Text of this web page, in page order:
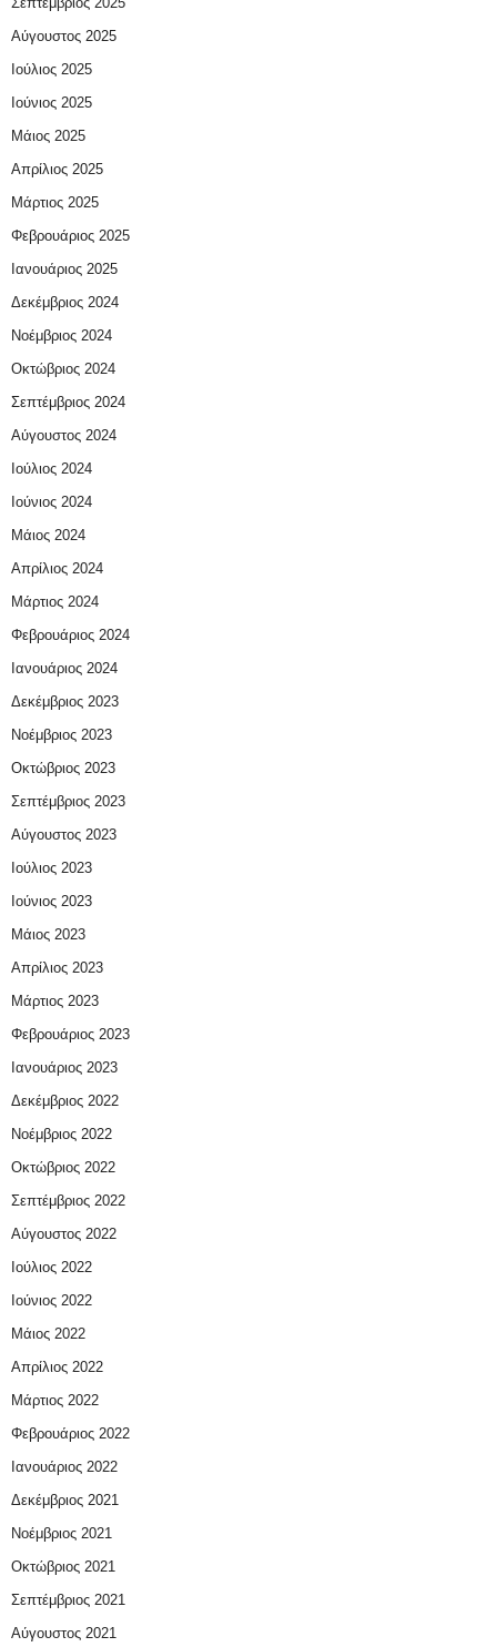
Αύγουστος 2025
Ιούλιος 2025
Ιούνιος 2025
Μάιος 2025
Απρίλιος 2025
Μάρτιος 2025
Φεβρουάριος 2025
Ιανουάριος 2025
Δεκέμβριος 2024
Νοέμβριος 2024
Οκτώβριος 2024
Σεπτέμβριος 2024
Αύγουστος 2024
Ιούλιος 2024
Ιούνιος 2024
Μάιος 2024
Απρίλιος 2024
Μάρτιος 2024
Φεβρουάριος 2024
Ιανουάριος 2024
Δεκέμβριος 2023
Νοέμβριος 2023
Οκτώβριος 2023
Σεπτέμβριος 2023
Αύγουστος 2023
Ιούλιος 2023
Ιούνιος 2023
Μάιος 2023
Απρίλιος 2023
Μάρτιος 2023
Φεβρουάριος 2023
Ιανουάριος 2023
Δεκέμβριος 2022
Νοέμβριος 2022
Οκτώβριος 2022
Σεπτέμβριος 2022
Αύγουστος 2022
Ιούλιος 2022
Ιούνιος 2022
Μάιος 2022
Απρίλιος 2022
Μάρτιος 2022
Φεβρουάριος 2022
Ιανουάριος 2022
Δεκέμβριος 2021
Νοέμβριος 2021
Οκτώβριος 2021
Σεπτέμβριος 2021
Αύγουστος 2021